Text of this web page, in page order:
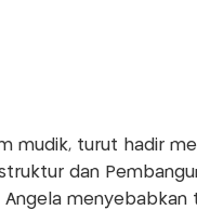
mudik, turut hadir
dan
Angela